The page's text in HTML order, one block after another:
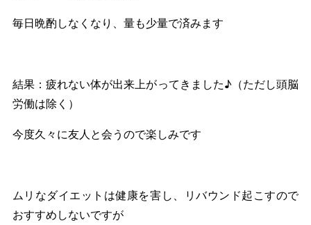
毎日晩酌しなくなり、量も少量で済みます
結果：疲れない体が出来上がってきました♪（ただし頭脳
労働は除く）
今度久々に友人と会うので楽しみです
ムリなダイエットは健康を害し、リバウンド起こすので
おすすめしないですが